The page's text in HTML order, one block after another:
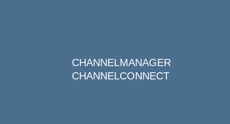
CHANNELMANAGER
CHANNELCONNECT